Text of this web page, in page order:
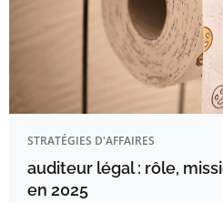
STRATÉGIES D'AFFAIRES
auditeur légal : rôle,
en 2025